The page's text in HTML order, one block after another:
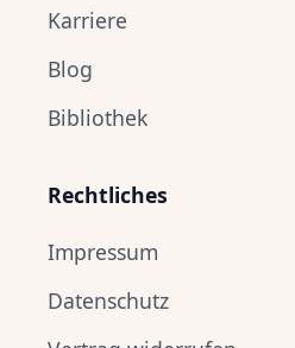
Karriere
Blog
Bibliothek
Rechtliches
Impressum
Datenschutz